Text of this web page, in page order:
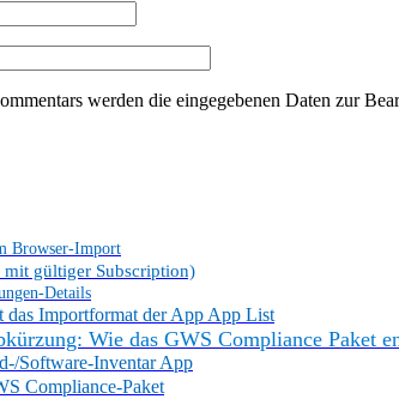
werden die eingegebenen Daten zur
Browser-Import
mit gültiger Subscription)
Details
das Importformat der App App List
Wie das GWS Compliance Paket
Software-Inventar App
Compliance-Paket